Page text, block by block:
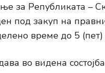
за Републиката –
под закуп на
време до 5 (пет)
во видена